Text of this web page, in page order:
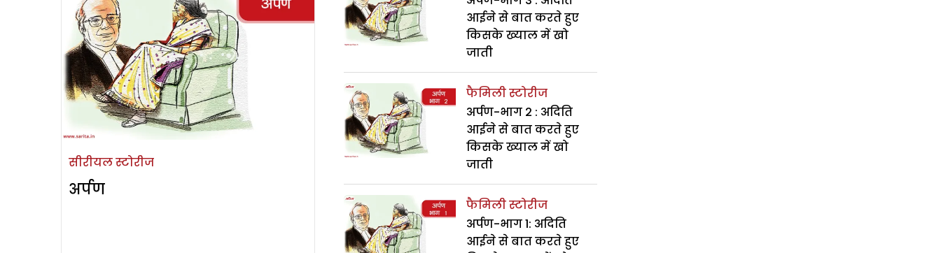
सीरीयल स्टोरीज
अर्पण
आईने से बात करते हुए
किसके ख्याल में खो
जाती
फैमिली स्टोरीज
अर्पण-भाग 2 : अदिति
आईने से बात करते हुए
किसके ख्याल में खो
जाती
फैमिली स्टोरीज
अर्पण-भाग 1: अदिति
आईने से बात करते हुए